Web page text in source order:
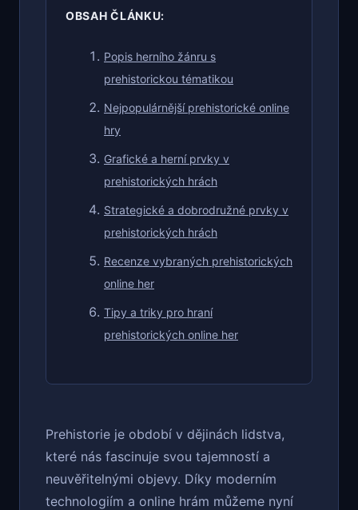
OBSAH ČLÁNKU:
Popis herního žánru s
prehistorickou tématikou
Nejpopulárnější prehistorické online
hry
Grafické a herní prvky v
prehistorických hrách
Strategické a dobrodružné prvky v
prehistorických hrách
Recenze vybraných prehistorických
online her
Tipy a triky pro hraní
prehistorických online her
Prehistorie je období v dějinách lidstva,
které nás fascinuje svou tajemností a
neuvěřitelnými objevy. Díky moderním
technologiím a online hrám můžeme nyní